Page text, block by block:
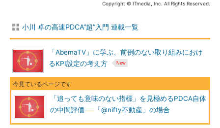
Copyright © ITmedia, Inc. All Rights Reserved.
小川 卓の高速PDCA“超”入門 連載一覧
「AbemaTV」に学ぶ、前例のない取り組みにおけ
るKPI設定の考え方
「追っても意味のない指標」を見極めるPDCA自体
の中間評価──「@nifty不動産」の場合